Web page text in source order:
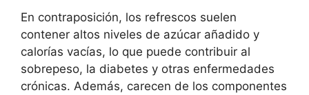
En contraposición, los refrescos suelen
contener altos niveles de azúcar añadido y
calorías vacías, lo que puede contribuir al
sobrepeso, la diabetes y otras enfermedades
crónicas. Además, carecen de los componentes